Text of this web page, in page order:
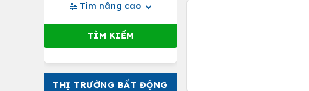
Tìm nâng cao
THỊ TRƯỜNG BẤT ĐỘNG